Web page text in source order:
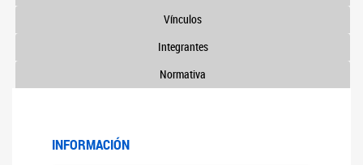
Vínculos
Integrantes
Normativa
INFORMACIÓN